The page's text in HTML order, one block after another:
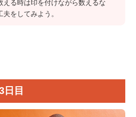
える時は印を付けながら数えるな
夫をしてみよう。
日目